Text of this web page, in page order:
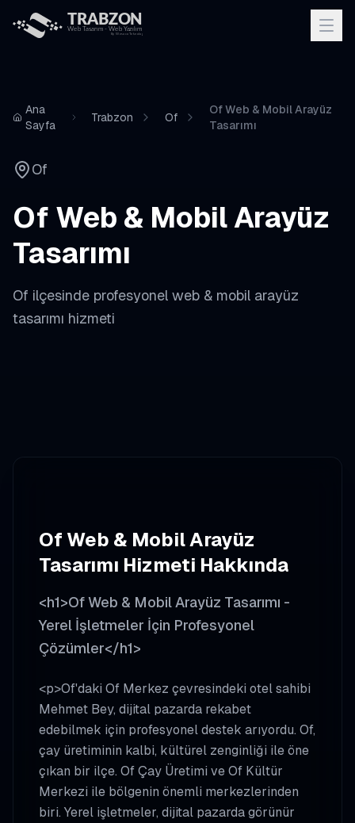
Ana
Sayfa
Trabzon Of
Of Web & Mobil Arayüz
Tasarımı
Of
Of Web & Mobil Arayüz
Tasarımı
Of ilçesinde profesyonel web & mobil arayüz
tasarımı hizmeti
Of Web & Mobil Arayüz
Tasarımı Hizmeti Hakkında
<h1>Of Web & Mobil Arayüz Tasarımı -
Yerel İşletmeler İçin Profesyonel
Çözümler</h1>
<p>Of'daki Of Merkez çevresindeki otel sahibi
Mehmet Bey, dijital pazarda rekabet
edebilmek için profesyonel destek arıyordu. Of,
çay üretiminin kalbi, kültürel zenginliği ile öne
çıkan bir ilçe. Of Çay Üretimi ve Of Kültür
Merkezi ile bölgenin önemli merkezlerinden
biri. Yerel işletmeler, dijital pazarda görünür